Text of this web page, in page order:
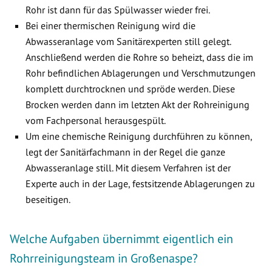
Rohr ist dann für das Spülwasser wieder frei.
Bei einer thermischen Reinigung wird die
Abwasseranlage vom Sanitärexperten still gelegt.
Anschließend werden die Rohre so beheizt, dass die im
Rohr befindlichen Ablagerungen und Verschmutzungen
komplett durchtrocknen und spröde werden. Diese
Brocken werden dann im letzten Akt der Rohreinigung
vom Fachpersonal herausgespült.
Um eine chemische Reinigung durchführen zu können,
legt der Sanitärfachmann in der Regel die ganze
Abwasseranlage still. Mit diesem Verfahren ist der
Experte auch in der Lage, festsitzende Ablagerungen zu
beseitigen.
Welche Aufgaben übernimmt eigentlich ein
Rohrreinigungsteam in Großenaspe?